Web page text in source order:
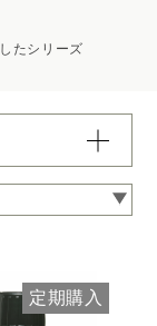
たシリーズ
い
定期購入